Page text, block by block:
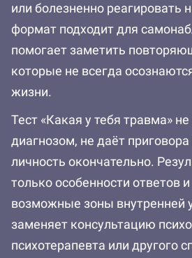
или болезненно реагировать
формат подходит для
помогает заметить
которые не всегда
жизни.
Тест «Какая у тебя травма» не
диагнозом, не даёт
личность окончательно.
только особенности ответов
возможные зоны внутренней
заменяет консультацию
психотерапевта или другого